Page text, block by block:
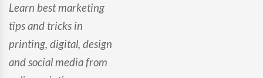
Learn best marketing
tips and tricks in
printing, digital, design
and social media from